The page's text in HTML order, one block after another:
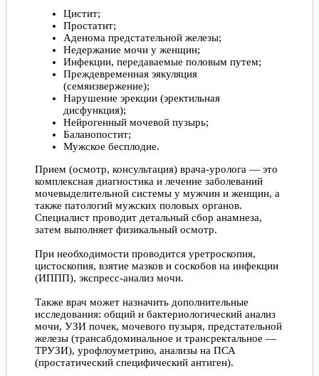
Цистит;
Простатит;
Аденома предстательной железы;
Недержание мочи у женщин;
Инфекции, передаваемые половым путем;
Преждевременная эякуляция
(семяизвержение);
Нарушение эрекции (эректильная
дисфункция);
Нейрогенный мочевой пузырь;
Баланопостит;
Мужское бесплодие.
Прием (осмотр, консультация) врача-уролога — это
комплексная диагностика и лечение заболеваний
мочевыделительной системы у мужчин и женщин, а
также патологий мужских половых органов.
Специалист проводит детальный сбор анамнеза,
затем выполняет физикальный осмотр.
При необходимости проводится уретроскопия,
цистоскопия, взятие мазков и соскобов на инфекции
(ИППП), экспресс-анализ мочи.
Также врач может назначить дополнительные
исследования: общий и бактериологический анализ
мочи, УЗИ почек, мочевого пузыря, предстательной
железы (трансабдоминальное и трансректальное —
ТРУЗИ), урофлоуметрию, анализы на ПСА
(простатический специфический антиген).